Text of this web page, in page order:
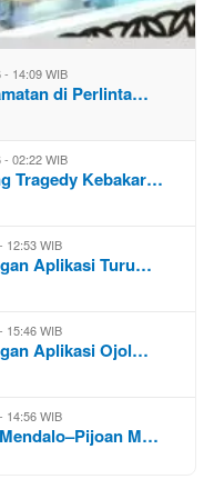
- 14:09 WIB
di Perlinta…
- 02:22 WIB
Tragedy Kebakar…
12:53 WIB
Aplikasi Turu…
15:46 WIB
Aplikasi Ojol…
14:56 WIB
M…